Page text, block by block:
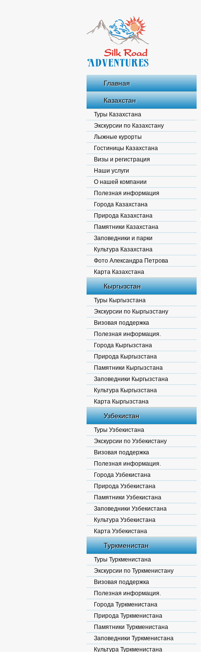
Главная
Казахстан
Туры Казахстана
Экскурсии по Казахстану
Лыжные курорты
Гостиницы Казахстана
Визы и регистрация
Наши услуги
О нашей компании
Полезная информация
Города Казахстана
Природа Казахстана
Памятники Казахстана
Заповедники и парки
Культура Казахстана
Фото Александра Петрова
Карта Казахстана
Кыргызстан
Туры Кыргызстана
Экскурсии по Кыргызстану
Визовая поддержка
Полезная информация.
Города Кыргызстана
Природа Кыргызстана
Памятники Кыргызстана
Заповедники Кыргызстана
Культура Кыргызстана
Карта Кыргызстана
Узбекистан
Туры Узбекистана
Экскурсии по Узбекистану
Визовая поддержка
Полезная информация.
Города Узбекистана
Природа Узбекистана
Памятники Узбекистана
Заповедники Узбекистана
Культура Узбекистана
Карта Узбекистана
Туркменистан
Туры Туркменистана
Экскурсии по Туркменистану
Визовая поддержка
Полезная информация.
Города Туркменистана
Природа Туркменистана
Памятники Туркменистана
Заповедники Туркменистана
Культура Туркменистана